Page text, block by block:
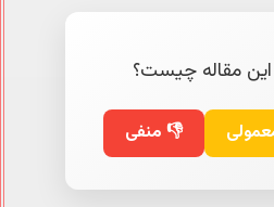
مقاله چیست؟
👎 منفی